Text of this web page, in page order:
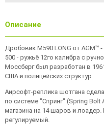
Описание
Дробовик M590 LONG от AGM™
500 - ружьё 12го калибра с
Моссберг был разработан в
США и полицейских структур.
Аирсофт-реплика шотгана
по системе "Спринг" (Spring Bolt
магазина на 14 шаров и
регулируемый.